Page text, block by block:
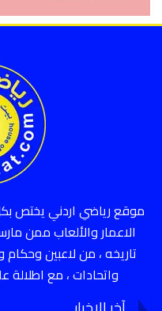
موقع رياضي اردني يختص
تاريخه ، من لاعبين وحكام
واتحادات ، مع اطلالة